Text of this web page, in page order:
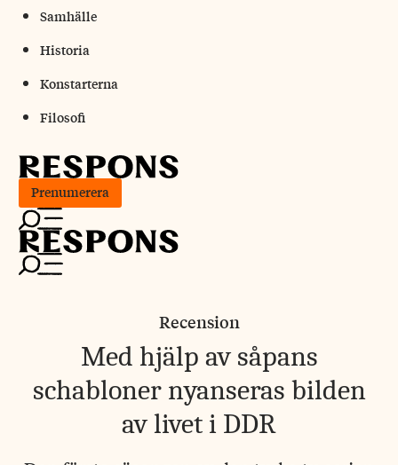
Skip
content
Samhälle
Historia
Konstarterna
Filosofi
Prenumerera
Recension
Med hjälp av såpans
schabloner nyanseras bilden
av livet i DDR